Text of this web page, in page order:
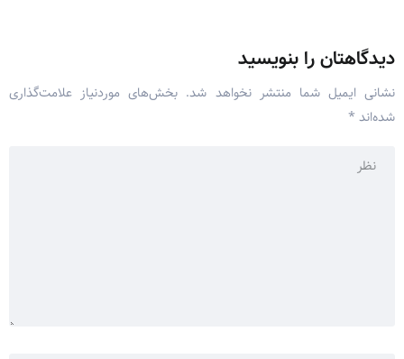
دیدگاهتان را بنویسید
نشانی ایمیل شما منتشر نخواهد شد. بخش‌های موردنیاز علامت‌گذاری
شده‌اند *